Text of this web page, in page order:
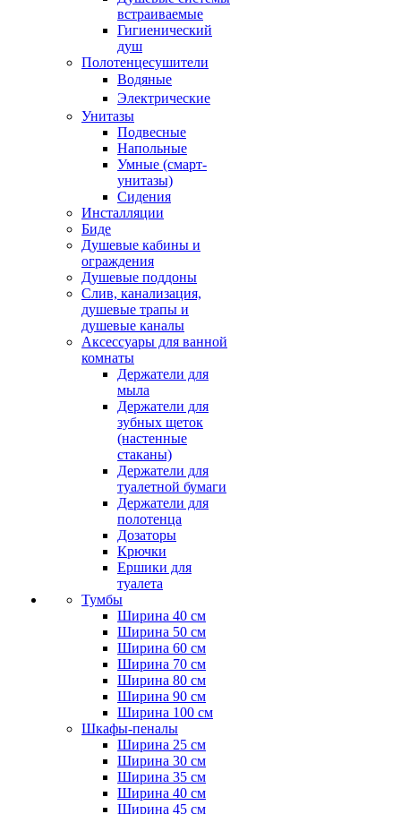
встраиваемые
Гигиенический
душ
Полотенцесушители
ㅤВодяные
ㅤЭлектрические
Унитазы
Подвесные
Напольные
Умные (смарт-
унитазы)
Сидения
Инсталляции
Биде
Душевые кабины и
ограждения
Душевые поддоны
Слив, канализация,
душевые трапы и
душевые каналы
Аксессуары для ванной
комнаты
Держатели для
мыла
Держатели для
зубных щеток
(настенные
стаканы)
Держатели для
туалетной бумаги
Держатели для
полотенца
Дозаторы
Крючки
Ершики для
туалета
Тумбы
Ширина 40 см
Ширина 50 см
Ширина 60 см
Ширина 70 см
Ширина 80 см
Ширина 90 см
Ширина 100 см
Шкафы-пеналы
Ширина 25 см
Ширина 30 см
Ширина 35 см
Ширина 40 см
Ширина 45 см